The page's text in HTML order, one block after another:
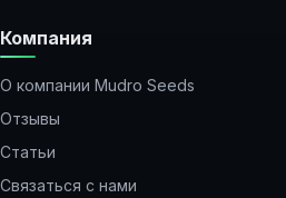
Компания
О компании Mudro Seeds
Отзывы
Статьи
Связаться с нами